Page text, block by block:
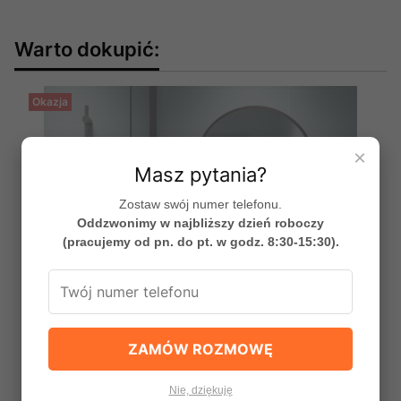
Warto dokupić:
Okazja
×
Masz pytania?
Zostaw swój numer telefonu.
Oddzwonimy w najbliższy dzień roboczy
(pracujemy od pn. do pt. w godz. 8:30-15:30).
ZAMÓW ROZMOWĘ
Nie, dziękuję